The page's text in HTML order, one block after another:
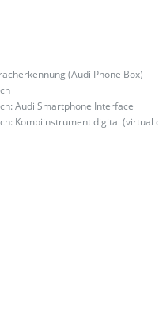
(Audi Phone Box)
Audi Smartphone Interface
Kombiinstrument digital (virtual